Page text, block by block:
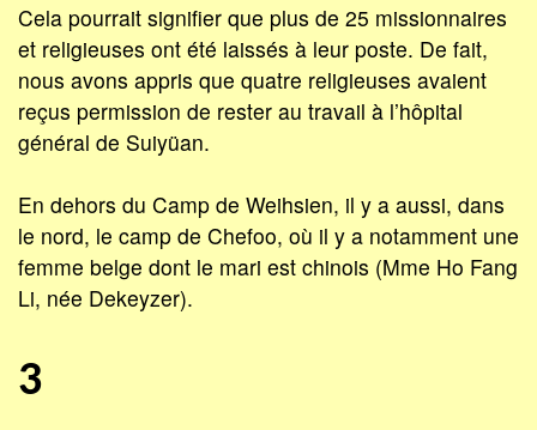
Cela pourrait signifier que plus de 25 missionnaires
et religieuses ont été laissés à leur poste. De fait,
nous avons appris que quatre religieuses avaient
reçus permission de rester au travail à l’hôpital
général de Suiyüan.
En dehors du Camp de Weihsien, il y a aussi, dans
le nord, le camp de Chefoo, où il y a notamment une
femme belge dont le mari est chinois (Mme Ho Fang
Li, née Dekeyzer).
3